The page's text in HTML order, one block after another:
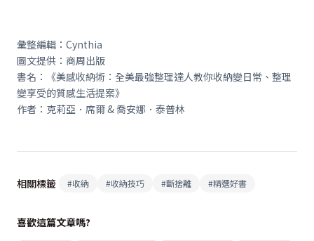
彙整編輯：Cynthia
圖文提供：商周出版
書名：《美感收納術：全美最強整理達人教你收納變日常、整理
變享受的質感生活提案》
作者：克莉亞．席爾 & 喬安娜．泰普林
相關標籤 #收納 #收納技巧 #斷捨離 #精選好書
喜歡這篇文章嗎?